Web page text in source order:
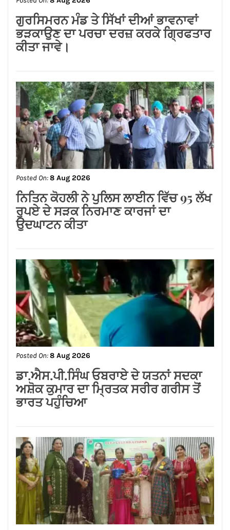
Posted On:8 Aug 2026
ਗੁਰਸਿਮਰਨ ਮੰਡ ਤੇ ਸਿੱਖਾਂ ਦੀਆਂ ਭਾਵਨਾਵਾਂ
ਭੜਕਾਉਣ ਦਾ ਪਰਚਾ ਦਰਜ਼ ਕਰਕੇ ਗ੍ਰਿਫਤਾਰ
ਕੀਤਾ ਜਾਵੇ।
Posted On: 8 Aug 2026
ਨਿਤਿਨ ਕੋਹਲੀ ਨੇ ਪੁਲਿਸ ਲਾਈਨ ਵਿੱਚ 95 ਲੱਖ
ਰੁਪਏ ਦੇ ਸੜਕ ਨਿਰਮਾਣ ਕਾਰਜਾਂ ਦਾ
ਉਦਘਾਟਨ ਕੀਤਾ
Posted On:8 Aug 2026
ਡਾ.ਐਸ.ਪੀ.ਸਿੰਘ ਓਬਰਾਏ ਦੇ ਯਤਨਾਂ ਸਦਕਾ
ਅਸ਼ੋਕ ਕੁਮਾਰ ਦਾ ਮ੍ਰਿਤਕ ਸਰੀਰ ਗਰੀਸ ਤੋਂ
ਭਾਰਤ ਪਹੁੰਚਿਆ